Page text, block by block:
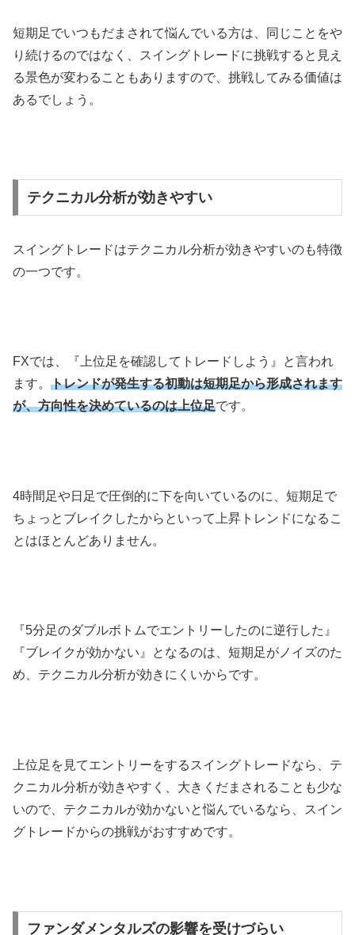
短期足でいつもだまされて悩んでいる方は、同じことをや
り続けるのではなく、スイングトレードに挑戦すると見え
る景色が変わることもありますので、挑戦してみる価値は
あるでしょう。
テクニカル分析が効きやすい
スイングトレードはテクニカル分析が効きやすいのも特徴
の一つです。
FXでは、『上位足を確認してトレードしよう』と言われ
ます。 トレンドが発生する初動は短期足から形成されます
が、方向性を決めているのは上位足です。
4時間足や日足で圧倒的に下を向いているのに、短期足で
ちょっとブレイクしたからといって上昇トレンドになるこ
とはほとんどありません。
『 5分足のダブルボトムでエントリーしたのに逆行した』
『ブレイクが効かない』となるのは、短期足がノイズのた
め、テクニカル分析が効きにくいからです。
上位足を見てエントリーをするスイングトレードなら、テ
クニカル分析が効きやすく、大きくだまされることも少な
いので、テクニカルが効かないと悩んでいるなら、スイン
グトレードからの挑戦がおすすめです。
ファンダメンタルズの影響を受けづらい